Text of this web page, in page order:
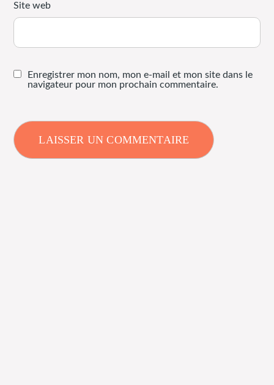
Site web
Enregistrer mon nom, mon e-mail et mon site dans le
navigateur pour mon prochain commentaire.